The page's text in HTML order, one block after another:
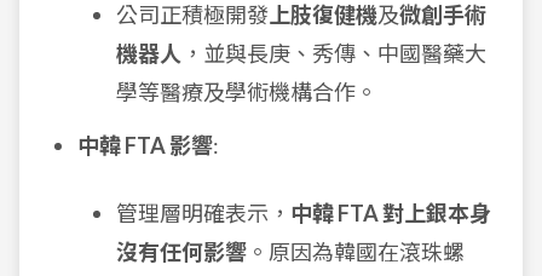
公司正積極開發上肢復健機及微創手術
機器人 ，並與長庚、秀傳、中國醫藥大
學等醫療及學術機構合作。
中韓 FTA 影響:
管理層明確表示， 中韓 FTA 對上銀本身
沒有任何影響 。原因為韓國在滾珠螺